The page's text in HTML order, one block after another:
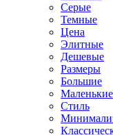
Серые
Темные
Цена
Элитные
Дешевые
Размеры
Большие
Маленькие
Стиль